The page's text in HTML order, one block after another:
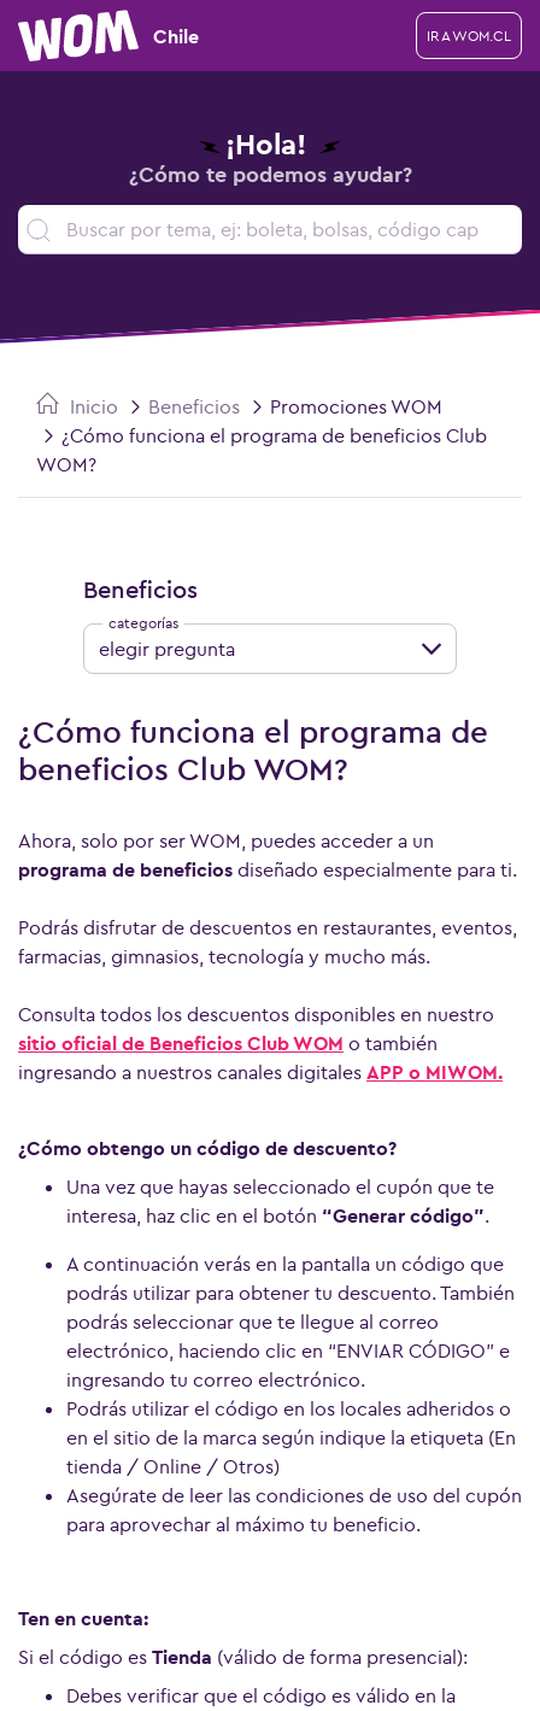
Chile IR A WOM.CL
¡Hola!
¿Cómo te podemos ayudar?
Inicio Beneficios
Promociones WOM
¿Cómo funciona el programa de beneficios Club
WOM?
¿Cómo funciona el programa de
beneficios Club WOM?
Ahora, solo por ser WOM, puedes acceder a un
programa de beneficios diseñado especialmente para ti.
Podrás disfrutar de descuentos en restaurantes, eventos,
farmacias, gimnasios, tecnología y mucho más.
Consulta todos los descuentos disponibles en nuestro
sitio oficial de Beneficios Club WOM o también
ingresando a nuestros canales digitales APP o MIWOM.
¿Cómo obtengo un código de descuento?
Una vez que hayas seleccionado el cupón que te
interesa, haz clic en el botón “Generar código”.
A continuación verás en la pantalla un código que
podrás utilizar para obtener tu descuento. También
podrás seleccionar que te llegue al correo
electrónico, haciendo clic en “ENVIAR CÓDIGO” e
ingresando tu correo electrónico.
Podrás utilizar el código en los locales adheridos o
en el sitio de la marca según indique la etiqueta (En
tienda / Online / Otros)
Asegúrate de leer las condiciones de uso del cupón
para aprovechar al máximo tu beneficio.
Ten en cuenta:
Si el código es Tienda (válido de forma presencial):
Debes verificar que el código es válido en la
Beneficios
elegir pregunta